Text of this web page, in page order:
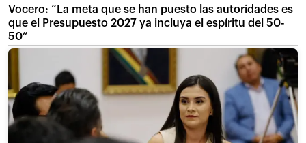
Vocero: “La meta que se han puesto las autoridades es
que el Presupuesto 2027 ya incluya el espíritu del 50-
50”